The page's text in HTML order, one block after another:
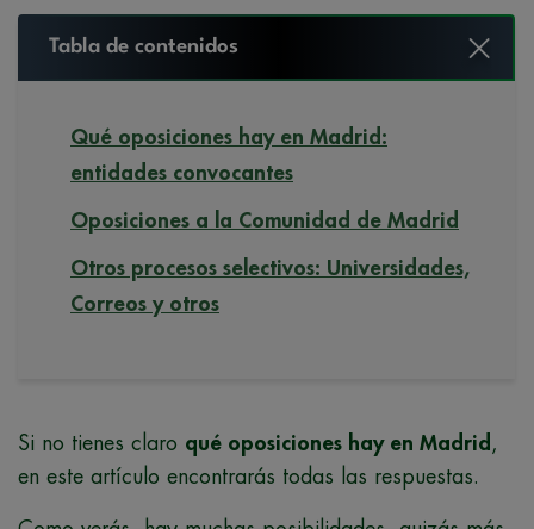
Tabla de contenidos
Qué oposiciones hay en Madrid:
entidades convocantes
Oposiciones a la Comunidad de Madrid
Otros procesos selectivos: Universidades,
Correos y otros
Si no tienes claro qué oposiciones hay en Madrid ,
en este artículo encontrarás todas las respuestas.